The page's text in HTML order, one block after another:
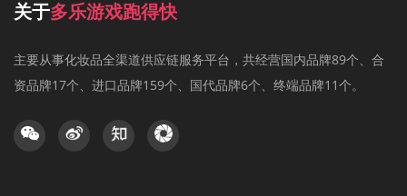
关于多乐游戏跑得快
主要从事化妆品全渠道供应链服务平台，共经营国内品牌89个、合
资品牌17个、进口品牌159个、国代品牌6个、终端品牌11个。